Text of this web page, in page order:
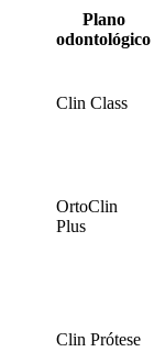
Plano
odontológico
Clin Class
OrtoClin
Plus
Clin Prótese